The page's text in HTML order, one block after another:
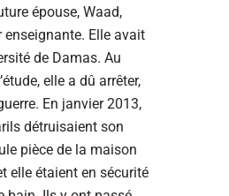
épouse, Waad,
Elle avait
de Damas. Au
elle a dû arrêter,
En janvier 2013,
détruisaient son
pièce de la maison
elle étaient en sécurité